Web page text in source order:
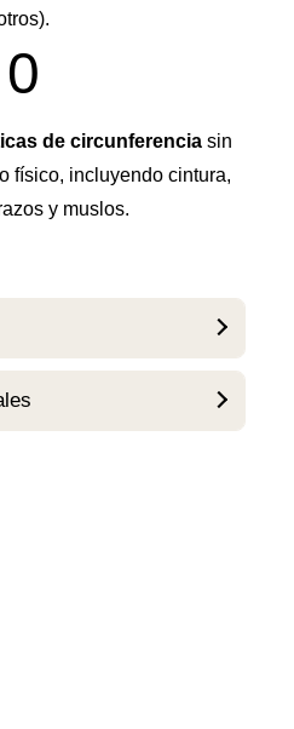
0
de circunferencia sin
físico, incluyendo cintura,
y muslos.